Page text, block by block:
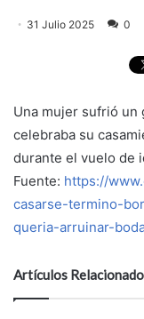
31 Julio 2025 0
Una mujer sufrió un
celebraba su
durante el vuelo de
Fuente: https://
casarse-termino-
queria-arruinar-
Artículos